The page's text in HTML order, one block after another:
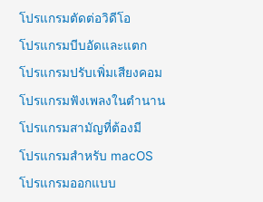
โปรแกรมตัดต่อวิดีโอ
โปรแกรมบีบอัดและแตก
โปรแกรมปรับเพิ่มเสียงคอม
โปรแกรมฟังเพลงในตำนาน
โปรแกรมสามัญที่ต้องมี
โปรแกรมสำหรับ macOS
โปรแกรมออกแบบ